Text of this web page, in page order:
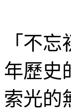
「不
年歷史
索光的